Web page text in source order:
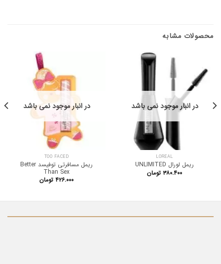
محصولات مشابه
در انبار موجود نمی باشد
LOREAL
ریمل لورال UNLIMITED
۳۸۰.۴۰۰ تومان
در انبار موجود نمی باشد
TOO FACED
ریمل مسافرتی توفیسد Better
Than Sex
۴۲۶.۰۰۰ تومان